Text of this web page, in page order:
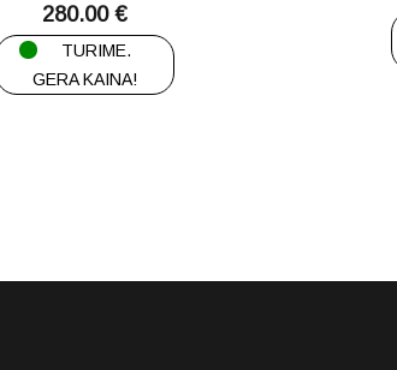
280.00€
TURIME.
GERA KAINA!